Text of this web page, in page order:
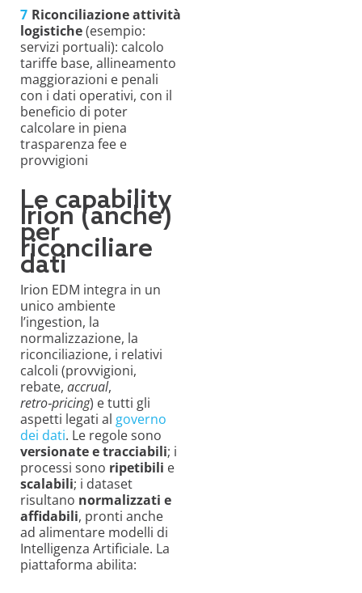
Riconciliazione attività
logistiche(esempio:
servizi portuali): calcolo
tariffe base, allineamento
maggiorazioni e penali
con i dati operativi, con il
beneficio di poter
calcolare in piena
trasparenza fee e
provvigioni
Le capability
Irion (anche)
per
riconciliare
dati
Irion EDM integra in un
unico ambiente
l’ingestion, la
normalizzazione, la
riconciliazione, i relativi
calcoli (provvigioni,
rebate, accrual,
retro‑pricing) e tutti gli
aspetti legati al governo
dei dati. Le regole sono
versionate e tracciabili; i
processi sono ripetibili e
scalabili; i dataset
risultano normalizzati e
affidabili, pronti anche
ad alimentare modelli di
Intelligenza Artificiale. La
piattaforma abilita: